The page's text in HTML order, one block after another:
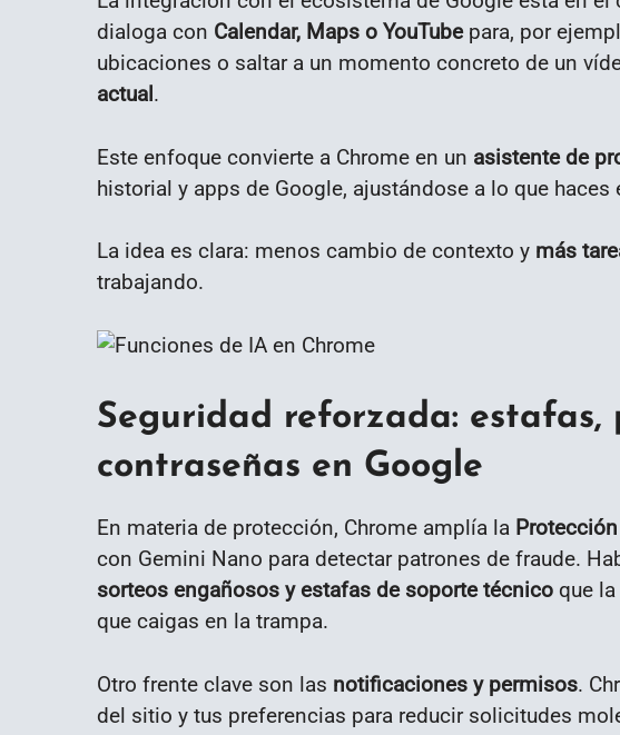
dialoga con Calendar, Maps o YouTubepara, por
ubicaciones o saltar a un momento concreto de un
actual.
Este enfoque convierte a Chrome en un asistente de
historial y apps de Google, ajustándose a lo que
La idea es clara: menos cambio de contexto y más
trabajando.
Seguridad reforzada: estafas,
contraseñas en Google
En materia de protección, Chrome amplía la
con Gemini Nano para detectar patrones de fraude.
sorteos engañosos y estafas de soporte técnico que
que caigas en la trampa.
Otro frente clave son las notificaciones y permisos.
del sitio y tus preferencias para reducir solicitudes